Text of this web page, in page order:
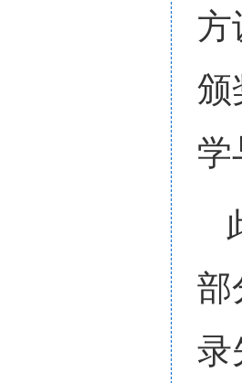
颁
部
录